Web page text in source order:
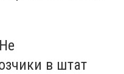
Не
в штат